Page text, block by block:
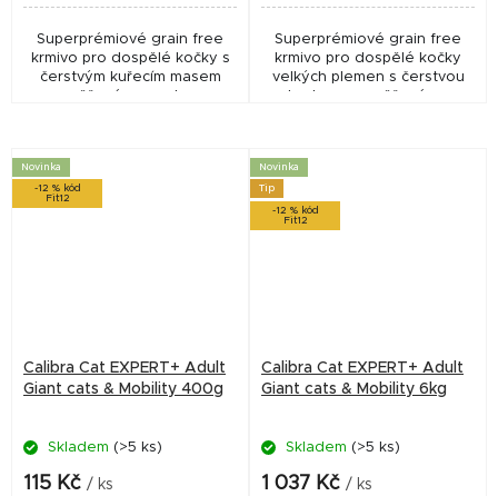
Superprémiové grain free
krmivo pro dospělé kočky s
čerstvým kuřecím masem
Superprémiové grain free
krmivo pro dospělé kočky
velkých plemen s čerstvou
Novinka
-12 % kód
Fit12
Calibra Cat EXPERT+ Adult
Giant cats & Mobility 400g
Skladem (>5 ks)
115 Kč / ks
Novinka
Tip
-12 % kód
Fit12
Calibra Cat EXPERT+ Adult
Giant cats & Mobility 6kg
Skladem (>5 ks)
1 037 Kč / ks